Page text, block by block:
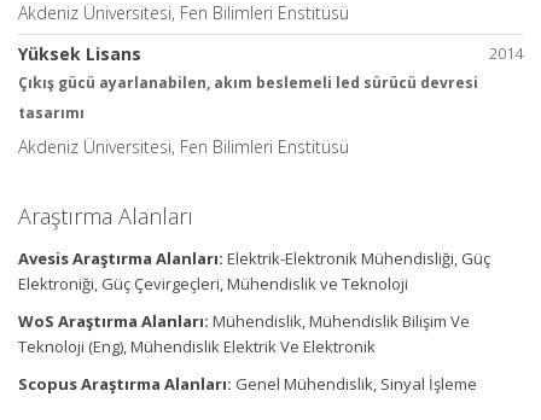
Akdeniz Üniversitesi, Fen Bilimleri Enstitüsü
2014
Yüksek Lisans
Çıkış gücü ayarlanabilen, akım beslemeli led sürücü devresi
tasarımı
Akdeniz Üniversitesi, Fen Bilimleri Enstitüsü
Araştırma Alanları
Avesis Araştırma Alanları: Elektrik-Elektronik Mühendisliği, Güç
Elektroniği, Güç Çevirgeçleri, Mühendislik ve Teknoloji
WoS Araştırma Alanları: Mühendislik, Mühendislik Bilişim Ve
Teknoloji (Eng), Mühendislik Elektrik Ve Elektronik
Scopus Araştırma Alanları: Genel Mühendislik, Sinyal İşleme